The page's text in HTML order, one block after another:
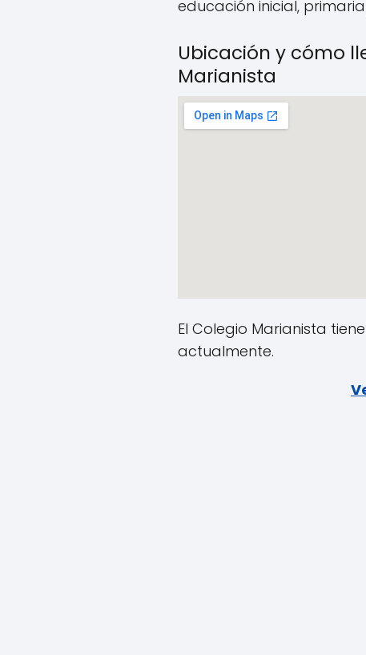
educación inicial,
Ubicación y cómo
Marianista
El Colegio Marianista
actualmente.